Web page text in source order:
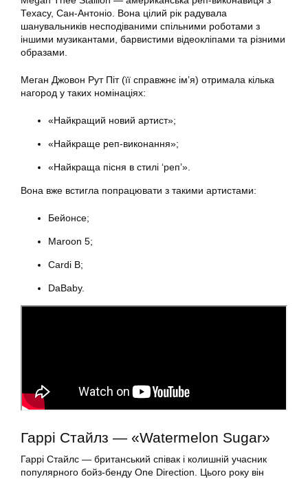
Техасу, Сан-Антоніо. Вона цілий рік радувала
шанувальників несподіваними спільними роботами з
іншими музикантами, барвистими відеокліпами та різними
образами.
Меган Джовон Рут Піт (її справжнє ім’я) отримала кілька
нагород у таких номінаціях:
«Найкращий новий артист»;
«Найкраще реп-виконання»;
«Найкраща пісня в стилі ‘реп’».
Вона вже встигла попрацювати з такими артистами:
Бейонсе;
Maroon 5;
Cardi B;
DaBaby.
Гаррі Стайлз — «Watermelon Sugar»
Гаррі Стайлс — британський співак і колишній учасник
популярного бойз-бенду One Direction. Цього року він